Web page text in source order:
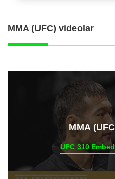
MMA (UFC) videolar
ММА
UFC 310